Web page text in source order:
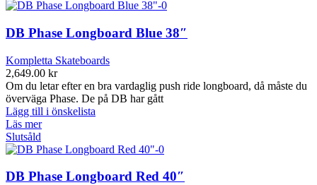
DB Phase Longboard Blue 38″
Kompletta Skateboards
2,649.00 kr
Om du letar efter en bra vardaglig push ride longboard, då måste du
överväga Phase. De på DB har gått
Lägg till i önskelista
Läs mer
Slutsåld
DB Phase Longboard Red 40″